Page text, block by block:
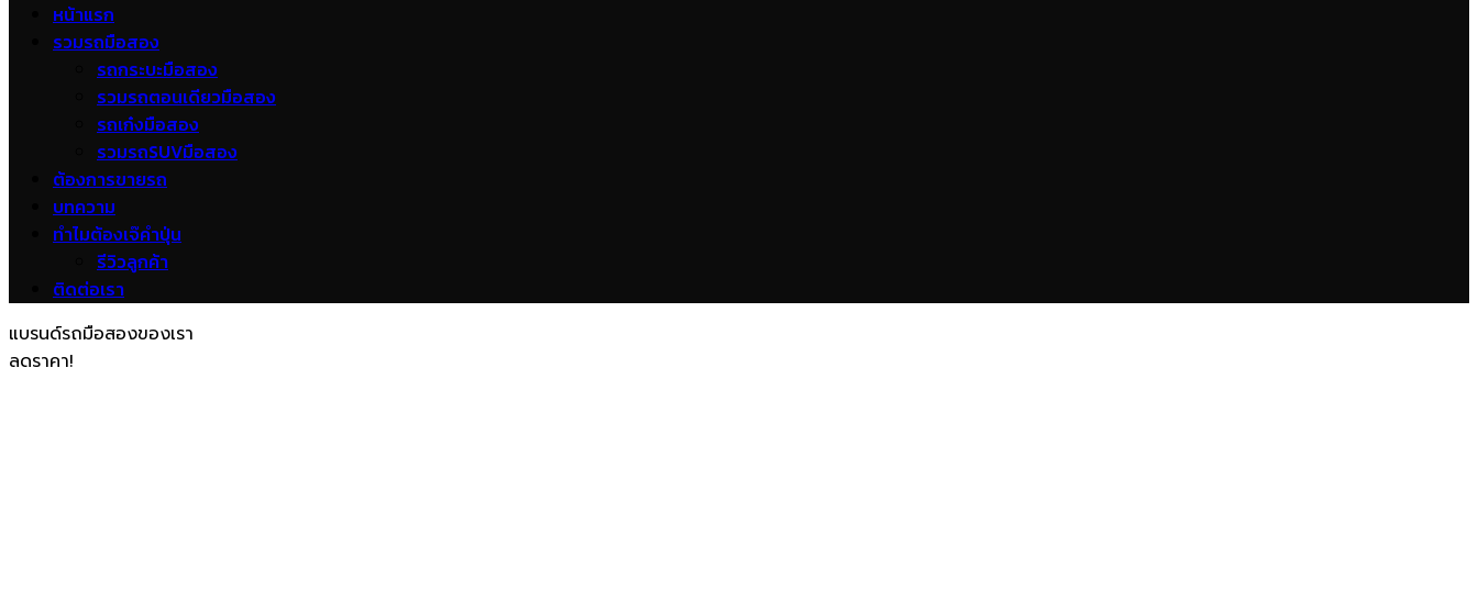
หน้าแรก
รวมรถมือสอง
รถกระบะมือสอง
รวมรถตอนเดียวมือสอง
รถเก๋งมือสอง
รวมรถSUVมือสอง
ต้องการขายรถ
บทความ
ทำไมต้องเจ๊คำปุ่น
รีวิวลูกค้า
ติดต่อเรา
แบรนด์รถมือสองของเรา
ลดราคา!